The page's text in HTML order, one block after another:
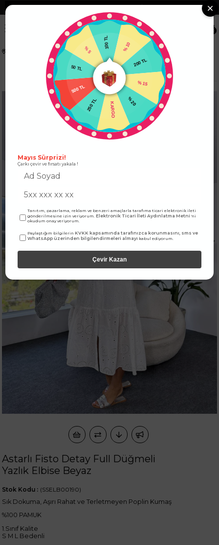
❯
0
ÜST GİYİM ELBİSE
Astarlı Fisto Detay Full Düğmeli Yazlık Elbise Beyaz
Astarlı Fisto Detay Full Düğmeli
Yazlık Elbise Beyaz
(SSELB00190)
Stok Kodu
Sık Dokuma, Aşırı Rahat ve Terletmeyen Poplin Kumaş
%100 PAMUK
1.Sınıf Kalite
S M L Bedenli
100 TL
% 10
% 15
% 20
KARGO
250 TL
500 TL
50 TL
% 5
Mayıs Sürprizi!
Çarkı çevir ve fırsatı yakala !
Tanıtım, pazarlama, reklam ve benzeri amaçlarla tarafıma ticari elektronik ileti
gönderilmesine izin veriyorum.Elektronik Ticari İleti Aydınlatma Metni 'ni
okudum onay veriyorum.
Paylaştığım bilgilerinKVKK kapsamında tarafınızca korunmasını, sms ve
WhatsApp üzerinden bilgilendirmeleri almayı kabul ediyorum.
Çevir Kazan